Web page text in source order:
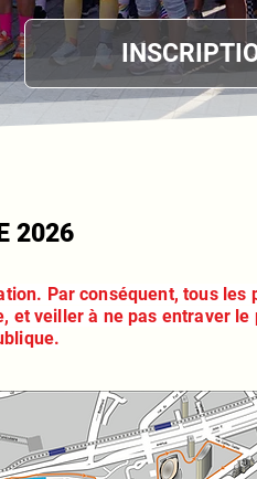
2026
Par conséquent, tous
veiller à ne pas entraver